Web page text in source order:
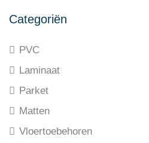
Categoriën
PVC
Laminaat
Parket
Matten
Vloertoebehoren